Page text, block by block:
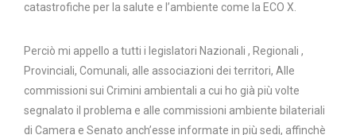
catastrofiche per la salute e l’ambiente come la ECO X.
Perciò mi appello a tutti i legislatori Nazionali , Regionali ,
Provinciali, Comunali, alle associazioni dei territori, Alle
commissioni sui Crimini ambientali a cui ho già più volte
segnalato il problema e alle commissioni ambiente bilateriali
di Camera e Senato anch’esse informate in più sedi, affinchè